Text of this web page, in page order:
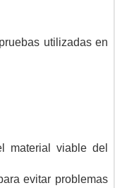
utilizadas en
material viable del
evitar problemas